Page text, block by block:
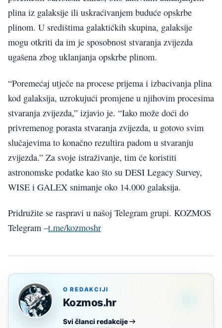
plina iz galaksije ili uskraćivanjem buduće opskrbe
plinom. U središtima galaktičkih skupina, galaksije
mogu otkriti da im je sposobnost stvaranja zvijezda
ugašena zbog uklanjanja opskrbe plinom.
“Poremećaj utječe na procese prijema i izbacivanja plina
kod galaksija, uzrokujući promjene u njihovim procesima
stvaranja zvijezda,” izjavio je. “Iako može doći do
privremenog porasta stvaranja zvijezda, u gotovo svim
slučajevima to konačno rezultira padom u stvaranju
zvijezda.” Za svoje istraživanje, tim će koristiti
astronomske podatke kao što su DESI Legacy Survey,
WISE i GALEX snimanje oko 14.000 galaksija.
Pridružite se raspravi u našoj Telegram grupi. KOZMOS
Telegram –t.me/kozmoshr
O REDAKCIJI
Kozmos.hr
Svi članci redakcije